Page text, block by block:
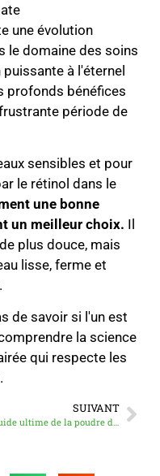
une évolution
le domaine des soins
à l'éternel
profonds bénéfices
période de
sensibles et pour
le rétinol dans le
une bonne
un meilleur choix. Il
plus douce, mais
lisse, ferme et
de savoir si l'un est
la science
qui respecte les
SUIVANT